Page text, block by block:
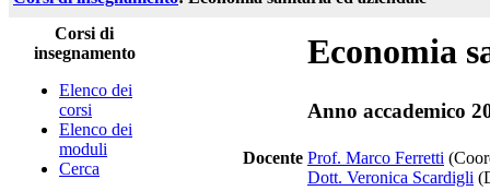
Corsi di
insegnamento
Elenco dei
corsi
Elenco dei
moduli
Cerca
Economia
Anno accademico
Docente Prof. Marco Ferretti
Dott. Veronica Scardigli